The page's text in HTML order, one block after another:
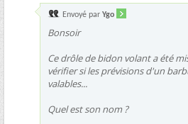
Envoyé par Ygo
Bonsoir
Ce drôle de bidon volant a été
vérifier si les prévisions d'un
valables...
Quel est son nom ?